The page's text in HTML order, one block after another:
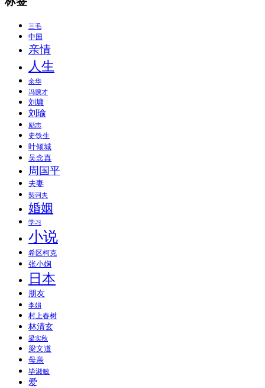
三毛
中国
亲情
人生
余华
冯骥才
刘墉
刘瑜
励志
史铁生
叶倾城
吴念真
周国平
夫妻
契诃夫
婚姻
学习
小说
希区柯克
张小娴
日本
朋友
李娟
村上春树
林清玄
梁实秋
梁文道
母亲
毕淑敏
爱